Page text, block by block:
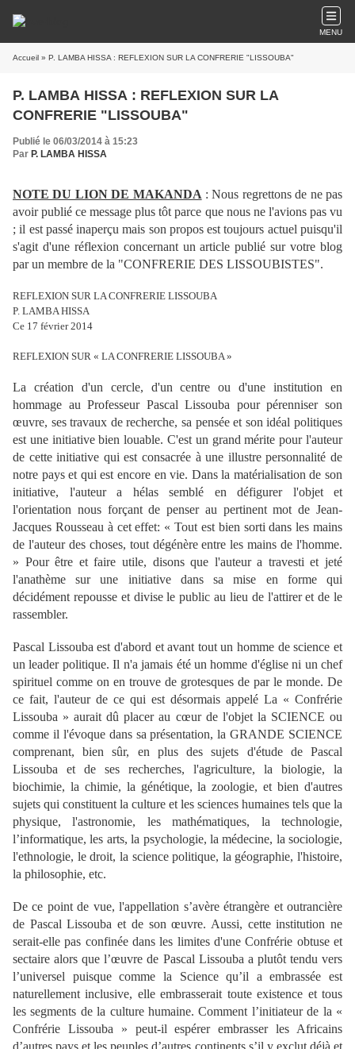
MENU
Accueil » P. LAMBA HISSA : REFLEXION SUR LA CONFRERIE "LISSOUBA"
P. LAMBA HISSA : REFLEXION SUR LA
CONFRERIE "LISSOUBA"
Publié le 06/03/2014 à 15:23
Par P. LAMBA HISSA
NOTE DU LION DE MAKANDA : Nous regrettons de ne pas
avoir publié ce message plus tôt parce que nous ne l'avions pas vu
; il est passé inaperçu mais son propos est toujours actuel puisqu'il
s'agit d'une réflexion concernant un article publié sur votre blog
par un membre de la "CONFRERIE DES LISSOUBISTES".
REFLEXION SUR LA CONFRERIE LISSOUBA
P. LAMBA HISSA
Ce 17 février 2014
REFLEXION SUR « LA CONFRERIE LISSOUBA »
La création d'un cercle, d'un centre ou d'une institution en
hommage au Professeur Pascal Lissouba pour pérenniser son
œuvre, ses travaux de recherche, sa pensée et son idéal politiques
est une initiative bien louable. C'est un grand mérite pour l'auteur
de cette initiative qui est consacrée à une illustre personnalité de
notre pays et qui est encore en vie. Dans la matérialisation de son
initiative, l'auteur a hélas semblé en défigurer l'objet et
l'orientation nous forçant de penser au pertinent mot de Jean-
Jacques Rousseau à cet effet: « Tout est bien sorti dans les mains
de l'auteur des choses, tout dégénère entre les mains de l'homme.
» Pour être et faire utile, disons que l'auteur a travesti et jeté
l'anathème sur une initiative dans sa mise en forme qui
décidément repousse et divise le public au lieu de l'attirer et de le
rassembler.
Pascal Lissouba est d'abord et avant tout un homme de science et
un leader politique. Il n'a jamais été un homme d'église ni un chef
spirituel comme on en trouve de grotesques de par le monde. De
ce fait, l'auteur de ce qui est désormais appelé La « Confrérie
Lissouba » aurait dû placer au cœur de l'objet la SCIENCE ou
comme il l'évoque dans sa présentation, la GRANDE SCIENCE
comprenant, bien sûr, en plus des sujets d'étude de Pascal
Lissouba et de ses recherches, l'agriculture, la biologie, la
biochimie, la chimie, la génétique, la zoologie, et bien d'autres
sujets qui constituent la culture et les sciences humaines tels que la
physique, l'astronomie, les mathématiques, la technologie,
l’informatique, les arts, la psychologie, la médecine, la sociologie,
l'ethnologie, le droit, la science politique, la géographie, l'histoire,
la philosophie, etc.
De ce point de vue, l'appellation s’avère étrangère et outrancière
de Pascal Lissouba et de son œuvre. Aussi, cette institution ne
serait-elle pas confinée dans les limites d'une Confrérie obtuse et
sectaire alors que l’œuvre de Pascal Lissouba a plutôt tendu vers
l’universel puisque comme la Science qu’il a embrassée est
naturellement inclusive, elle embrasserait toute existence et tous
les segments de la culture humaine. Comment l’initiateur de la «
Confrérie Lissouba » peut-il espérer embrasser les Africains
d’autres pays et les peuples d’autres continents s’il y exclut déjà et